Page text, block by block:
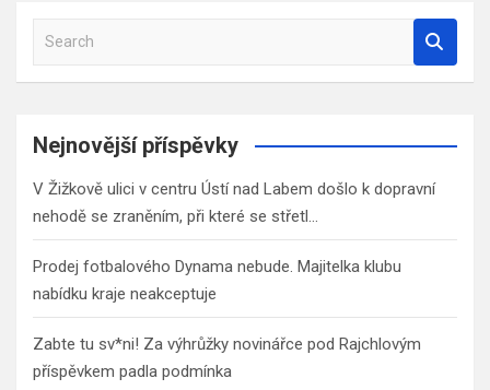
a
c
Nejnovější příspěvky
V Žižkově ulici v centru Ústí nad Labem došlo k dopravní
nehodě se zraněním, při které se střetl…
Prodej fotbalového Dynama nebude. Majitelka klubu
nabídku kraje neakceptuje
Zabte tu sv*ni! Za výhrůžky novinářce pod Rajchlovým
příspěvkem padla podmínka